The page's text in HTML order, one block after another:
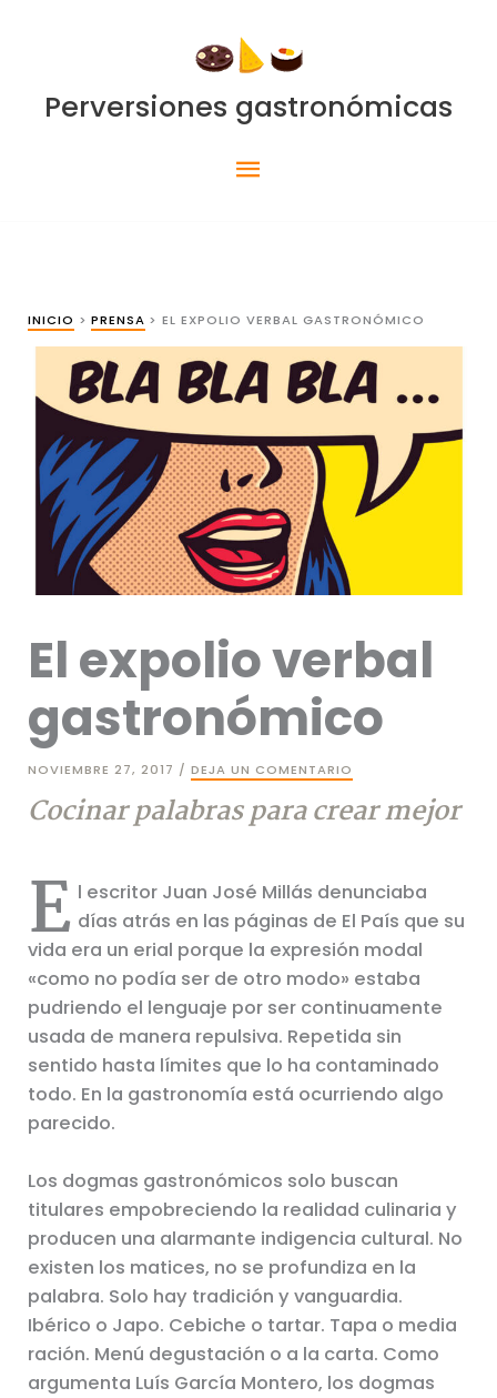
Perversiones gastronómicas
Menú
INICIO PRENSA EL EXPOLIO VERBAL GASTRONÓMICO
El expolio verbal
gastronómico
NOVIEMBRE 27, 2017 /DEJA UN COMENTARIO
Cocinar palabras para crear mejor
E l escritor Juan José Millás denunciaba
días atrás en las páginas de El País que su
vida era un erial porque la expresión modal
«como no podía ser de otro modo» estaba
pudriendo el lenguaje por ser continuamente
usada de manera repulsiva. Repetida sin
sentido hasta límites que lo ha contaminado
todo. En la gastronomía está ocurriendo algo
parecido.
Los dogmas gastronómicos solo buscan
titulares empobreciendo la realidad culinaria y
producen una alarmante indigencia cultural. No
existen los matices, no se profundiza en la
palabra. Solo hay tradición y vanguardia.
Ibérico o Japo. Cebiche o tartar. Tapa o media
ración. Menú degustación o a la carta. Como
argumenta Luís García Montero, los dogmas